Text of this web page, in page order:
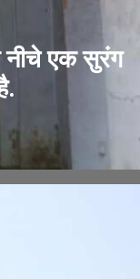
नीचे एक सुरंग